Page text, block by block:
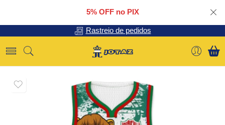
5% OFF no PIX
Rastreio de pedidos